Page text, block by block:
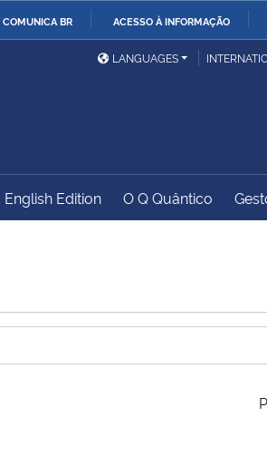
COMUNICA BR ACESSO À INFORMAÇÃO
Ministério das Relações
Exteriores
Controladoria-Geral da
LANGUAGES
English Edition O Q Quântico